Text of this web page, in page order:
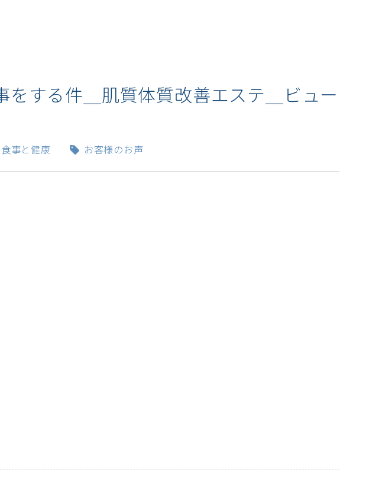
する件＿肌質体質改善エステ＿ビュー
食事と健康 お客様のお声